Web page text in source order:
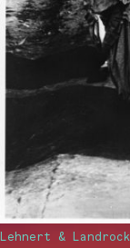
Lehnert & Landrock